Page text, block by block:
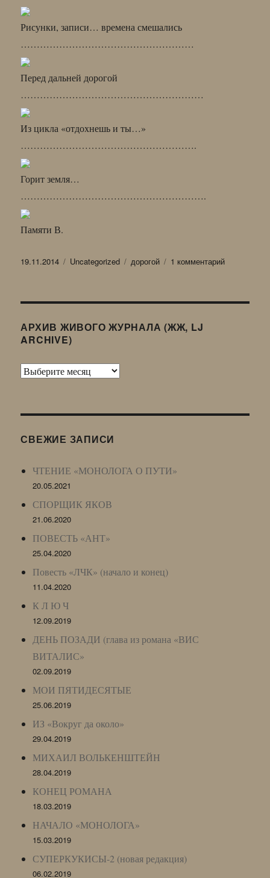
Рисунки, записи… времена смешались
………………………………………………
Перед дальней дорогой
…………………………………………………
Из цикла «отдохнешь и ты…»
……………………………………………….
Горит земля…
………………………………………………….
Памяти В.
Опубликовано
19.11.2014 Рубрики
Uncategorized Метки
дорогой 1 комментарийк
АССОРТИ
АРХИВ ЖИВОГО ЖУРНАЛА (ЖЖ, LJ
ARCHIVE)
Архив
LJ
СВЕЖИЕ ЗАПИСИ
ЧТЕНИЕ «МОНОЛОГА О ПУТИ»
20.05.2021
СПОРЩИК ЯКОВ
21.06.2020
ПОВЕСТЬ «АНТ»
25.04.2020
Повесть «ЛЧК» (начало и конец)
11.04.2020
К Л Ю Ч
12.09.2019
ДЕНЬ ПОЗАДИ (глава из романа «ВИС
ВИТАЛИС»
02.09.2019
МОИ ПЯТИДЕСЯТЫЕ
25.06.2019
ИЗ «Вокруг да около»
29.04.2019
МИХАИЛ ВОЛЬКЕНШТЕЙН
28.04.2019
КОНЕЦ РОМАНА
18.03.2019
НАЧАЛО «МОНОЛОГА»
15.03.2019
СУПЕРКУКИСЫ-2 (новая редакция)
06.02.2019